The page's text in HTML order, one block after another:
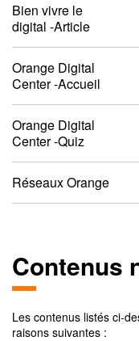
Bien vivre le
digital -Article
Orange Digital
Center -Accueil
Orange Digital
Center -Quiz
Réseaux Orange
Contenus
Les contenus listés ci-
raisons suivantes :